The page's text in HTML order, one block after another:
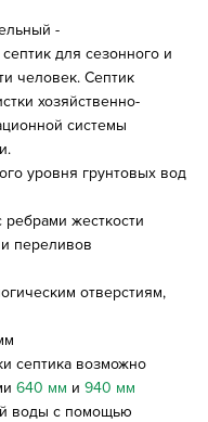
-
для сезонного и
человек. Септик
хозяйственно-
системы
уровня грунтовых вод
жесткости
переливов
отверстиям,
септика возможно
640 мм и 940 мм
воды с помощью